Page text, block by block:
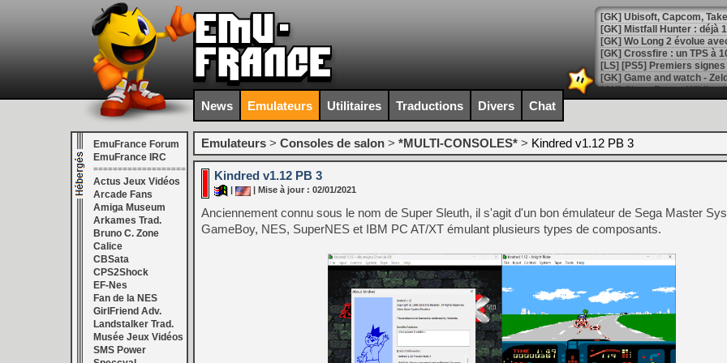
[GK] Mistfall Hunter : déjà
[GK] Wo Long 2 évolue
[GK] Crossfire : un TPS à
[LS] [PS5] Premiers
[Mo5] DOOM arrive en
[GK] Bethesda fête les 30
[GK] Roblox : l'action en
[GK] Agenda - GeForce
[GK] Devolver Digital en a
[LS] [PS5] ps5-y2jb-
[GK] Pourquoi Marvel
[GK] Test : Restory : Chill
[GK] GTA 6 : Rockstar
[GK] Hot Wheels Infinite
[GK] Mémoire cash -
[GK] Résultats Nintendo :
News Emulateurs Utilitaires Traductions Divers Chat
EmuFrance Forum
EmuFrance IRC
===================
Actus Jeux Vidéos
Arcade Fans
Amiga Museum
Arkames Trad.
Bruno C. Zone
Calice
CBSata
CPS2Shock
EF-Nes
Fan de la NES
GirlFriend Adv.
Landstalker Trad.
Musée Jeux Vidéos
SMS Power
Emulateurs > Consoles de salon > *MULTI-CONSOLES* > Kindred v1.12 PB 3
Kindred v1.12 PB 3
| Mise à jour : 02/01/2021
Anciennement connu sous le nom de Super Sleuth, il s'agit d'un bon émulateur de Sega Master
GameBoy, NES, SuperNES et IBM PC AT/XT émulant plusieurs types de composants.